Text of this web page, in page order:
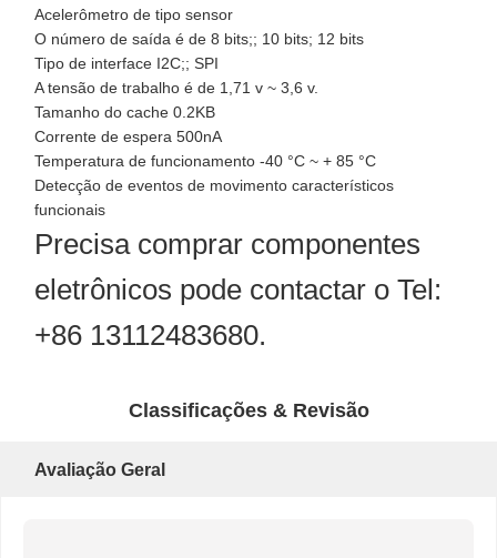
Acelerômetro de tipo sensor
O número de saída é de 8 bits;; 10 bits; 12 bits
Tipo de interface I2C;; SPI
A tensão de trabalho é de 1,71 v ~ 3,6 v.
Tamanho do cache 0.2KB
Corrente de espera 500nA
Temperatura de funcionamento -40 °C ~ + 85 °C
Detecção de eventos de movimento característicos
funcionais
Precisa comprar componentes
eletrônicos pode contactar o Tel:
+86 13112483680.
Classificações & Revisão
Avaliação Geral